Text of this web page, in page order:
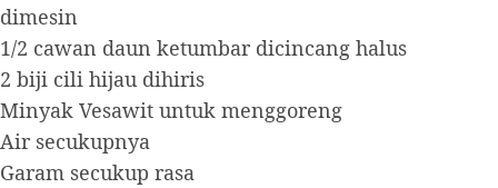
dimesin
1/2 cawan daun ketumbar dicincang halus
2 biji cili hijau dihiris
Minyak Vesawit untuk menggoreng
Air secukupnya
Garam secukup rasa